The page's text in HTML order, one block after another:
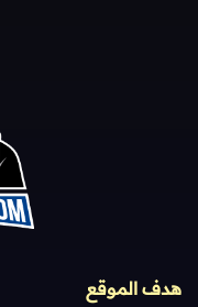
هدف الموقع